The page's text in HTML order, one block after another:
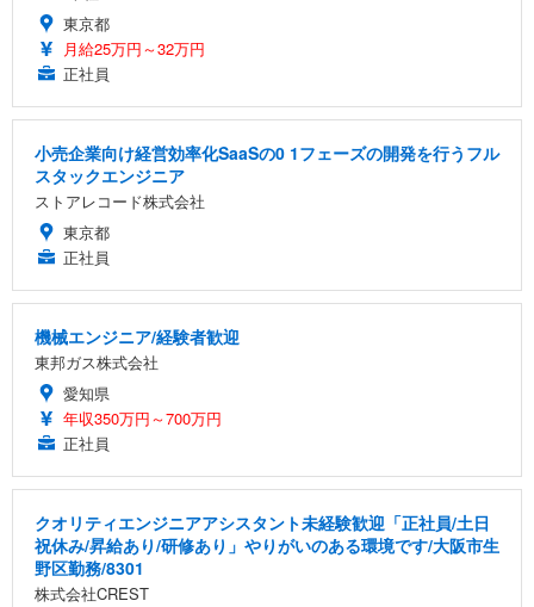
東京都
月給25万円～32万円
正社員
小売企業向け経営効率化SaaSの0 1フェーズの開発を行うフル
スタックエンジニア
ストアレコード株式会社
東京都
正社員
機械エンジニア/経験者歓迎
東邦ガス株式会社
愛知県
年収350万円～700万円
正社員
クオリティエンジニアアシスタント未経験歓迎「正社員/土日
祝休み/昇給あり/研修あり」やりがいのある環境です/大阪市生
野区勤務/8301
株式会社CREST